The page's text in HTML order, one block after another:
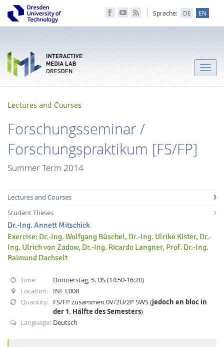
Sprache: DE EN
Interactive Media
Toggle
Lectures and Courses
Forschungsseminar /
Forschungspraktikum [FS/FP]
Summer Term 2014
Lectures and Courses
Student Theses
Dr.-Ing. Annett Mitschick
Exercise: Dr.-Ing. Wolfgang Büschel, Dr.-Ing. Ulrike Kister, Dr.-
Ing. Ulrich von Zadow, Dr.-Ing. Ricardo Langner, Prof. Dr.-Ing.
Raimund Dachselt
Time:
Donnerstag, 5. DS (14:50-16:20)
Location:
INF E008
Quantity: FS/FP zusammen 0V/2Ü/2P SWS (jedoch en bloc in
der 1. Hälfte des Semesters)
Language: Deutsch